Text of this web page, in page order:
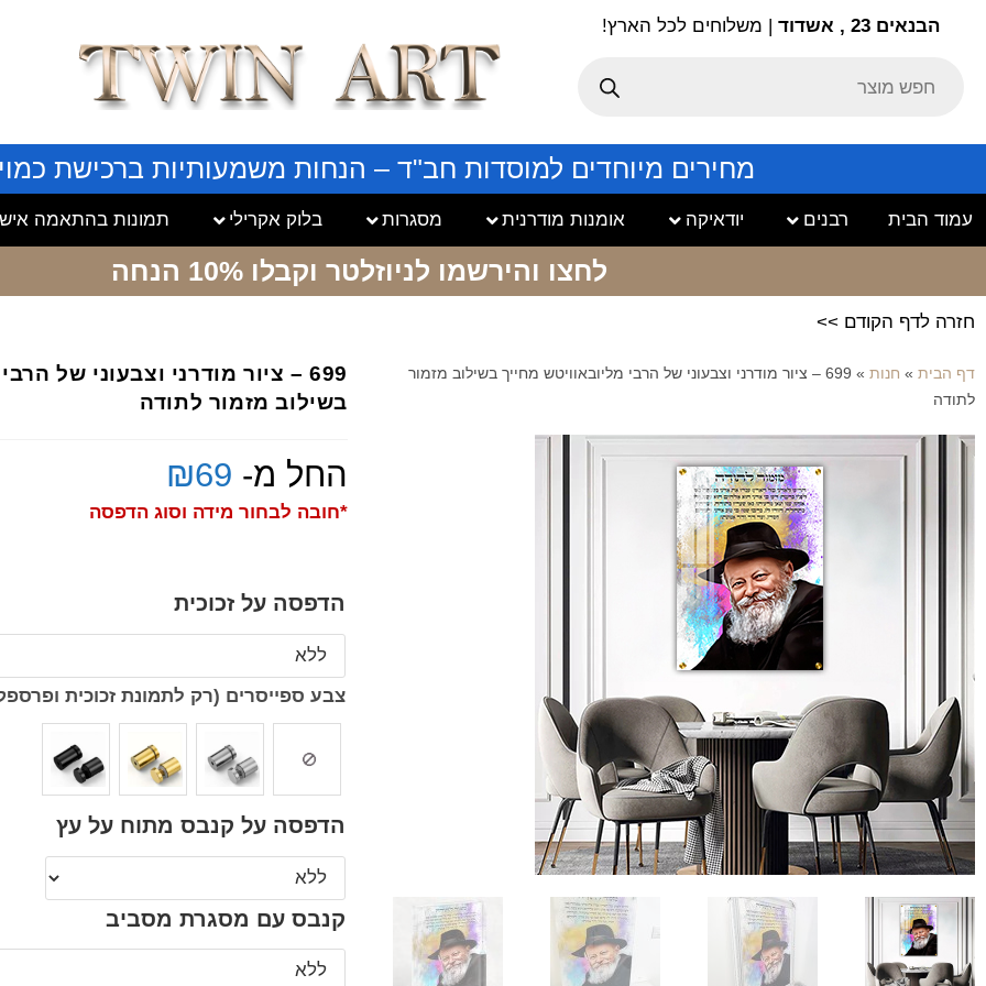
הבנאים 23 , אשדוד | משלוחים לכל הארץ!
מחירים מיוחדים למוסדות חב"ד – הנחות משמעותיות ברכישת
עמוד הבית רבנים יודאיקה אומנות מודרנית מסגרות בלוק אקרילי תמונות בהתאמה
לחצו והירשמו לניוזלטר וקבלו 10% הנחה
חזרה לדף הקודם >>
דף הבית » חנות »
699 – ציור מודרני וצבעוני של הרבי מליובאוויטש מחייך בשילוב מזמור
לתודה
699 – ציור מודרני וצבעוני של
בשילוב מזמור לתודה
החל מ- ₪69
*חובה לבחור מידה וסוג הדפסה
הדפסה על זכוכית
צבע ספייסרים (רק לתמונת זכוכית
הדפסה על קנבס מתוח על עץ
קנבס עם מסגרת מסביב